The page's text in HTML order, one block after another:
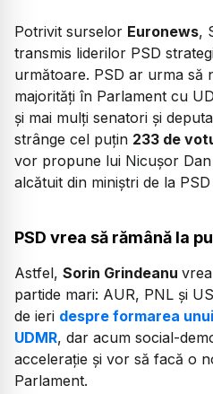
Potrivit surselor Euronews,
transmis liderilor PSD
următoare. PSD ar urma să
majorități în Parlament cu
și mai mulți senatori și
strânge cel puțin 233 de
vor propune lui Nicușor
alcătuit din miniștri de la
PSD vrea să rămână la
Astfel, Sorin Grindeanu
partide mari: AUR, PNL și
de ieri despre formarea
UDMR, dar acum social-
accelerație și vor să facă o
Parlament.